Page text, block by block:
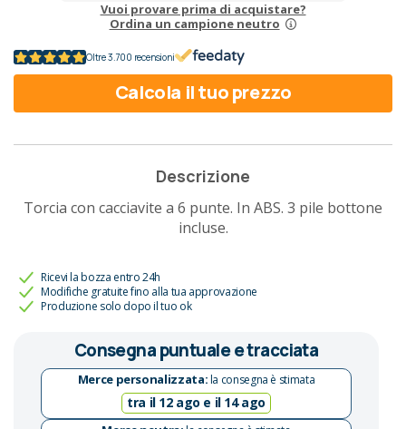
Vuoi provare prima di acquistare?
Ordina un campione neutro
Oltre 3.700 recensioni
Calcola il tuo prezzo
Descrizione
Torcia con cacciavite a 6 punte. In ABS. 3 pile bottone
incluse.
Ricevi la bozza entro 24h
Modifiche gratuite fino alla tua approvazione
Produzione solo dopo il tuo ok
Consegna puntuale e tracciata
Merce personalizzata:la consegna è stimata
tra il 12 ago e il 14 ago